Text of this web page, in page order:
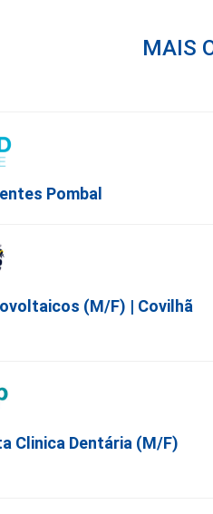
MAIS
Pombal
(m/f) | Covilhã
Clinica Dentária (M/F)